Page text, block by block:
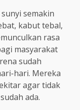
semakin
kabut tebal,
rasa
masyarakat
sudah
hari. Mereka
agar tidak
ada.